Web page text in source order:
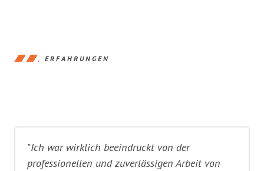
ERFAHRUNGEN
"Ich war wirklich beeindruckt von der
professionellen und zuverlässigen Arbeit von